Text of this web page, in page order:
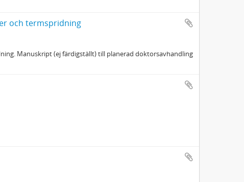
och termspridning
Manuskript (ej färdigställt) till planerad doktorsavhandling